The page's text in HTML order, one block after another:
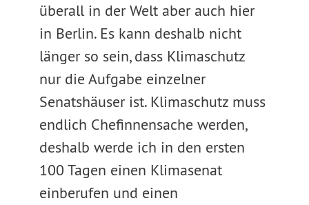
überall in der Welt aber auch hier
in Berlin. Es kann deshalb nicht
länger so sein, dass Klimaschutz
nur die Aufgabe einzelner
Senatshäuser ist. Klimaschutz muss
endlich Chefinnensache werden,
deshalb werde ich in den ersten
100 Tagen einen Klimasenat
einberufen und einen